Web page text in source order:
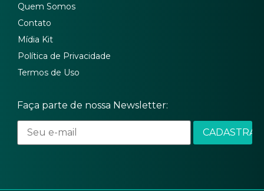
Quem Somos
Contato
Mídia Kit
Política de Privacidade
Termos de Uso
Faça parte de nossa Newsletter: